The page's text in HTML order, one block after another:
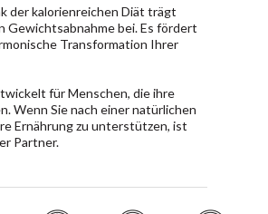
der kalorienreichen Diät trägt
Gewichtsabnahme bei. Es fördert
Transformation Ihrer
für Menschen, die ihre
Wenn Sie nach einer natürlichen
Ernährung zu unterstützen, ist
Partner.